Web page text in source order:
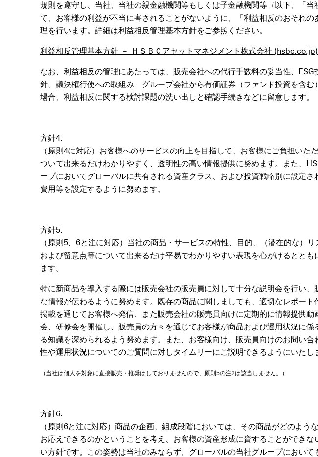
規則を遵守し、当社、当社の親金融機関等もしくは子金融機関等（以下、「当
て、お客様の利益が不当に害されることがないように、「利益相反のおそれの
理を行います。詳細は利益相反管理基本方針をご参照ください。
利益相反管理基本方針 － ＨＳＢＣアセットマネジメント株式会社 (hsbc.co.jp)
なお、利益相反の管理にあたっては、販売会社への代行手数料の妥当性、
針、議決権行使への取組み、グループ会社から有価証券（ファンド投資を含む
場合、利益相反に関する検討課題の洗い出しと確認手続きなどに留意します。
方針4.
（原則4に対応）お客様へのサービスの向上を目指して、お客様にご負担いた
ついて出来るだけわかりやすく、透明性の高い情報提供に努めます。また、
ープにおいてグローバルに共有される資産クラス、および投資戦略別に設定さ
費用等を設定するように努めます。
方針5.
（原則5、6と注に対応）当社の商品・サービスの特性、目的、（潜在的な）リ
および留意点等について出来るだけ平易でわかりやすい表現を心がけるととも
ます。
特に新商品を導入する際には販売会社の販売員に対して十分な説明会を行い、
な情報が伝わるように努めます。既存の商品に関しましても、適切なレポー
掲載を通じてお客様へ発信、また販売会社の販売員向けに定期的に情報提供動
会、研修会を開催し、販売員の方々を通じてお客様が商品および運用状況に係
る知識を深められるよう努めます。また、お客様向け、販売員向けのお問い合
性や運用状況についてのご質問に対しタイムリーにご説明できるようにいたし
（当社は個人を対象に直接販売・推奨はしておりませんので、原則5の注2は該当しません。）
方針6.
（原則6と注に対応）商品の企画、組成段階においては、その商品がどのよう
お応えできるのかということを考え、お客様の資産形成に資することができな
い方針です。この姿勢は当社のみならず、グローバルの当社グループにおいて